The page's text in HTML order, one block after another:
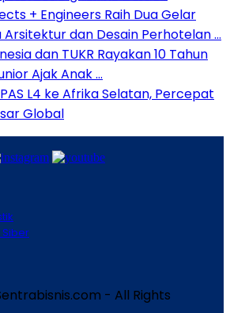
+ Engineers Raih Dua Gelar
Arsitektur dan Desain Perhotelan …
dan TUKR Rayakan 10 Tahun
Ajak Anak …
L4 ke Afrika Selatan, Percepat
Global
- All Rights